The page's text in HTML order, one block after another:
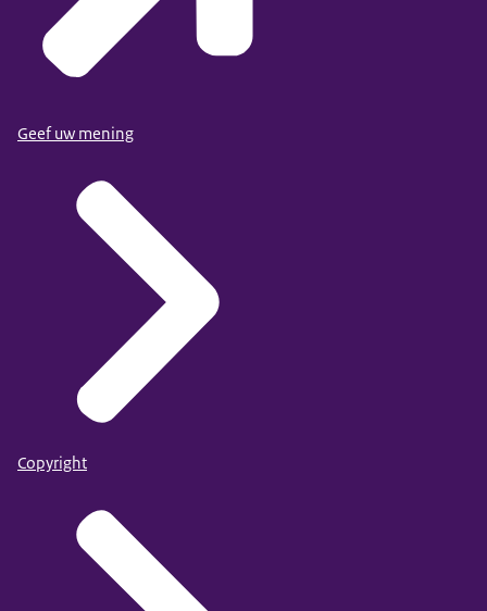
Geef uw mening
Copyright